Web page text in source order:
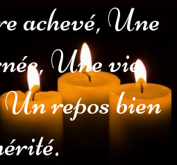
achevé, Une
Une vie
Un repos bien